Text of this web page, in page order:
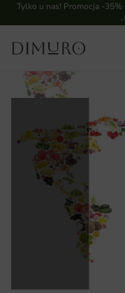
Tylko u nas! Promocja -